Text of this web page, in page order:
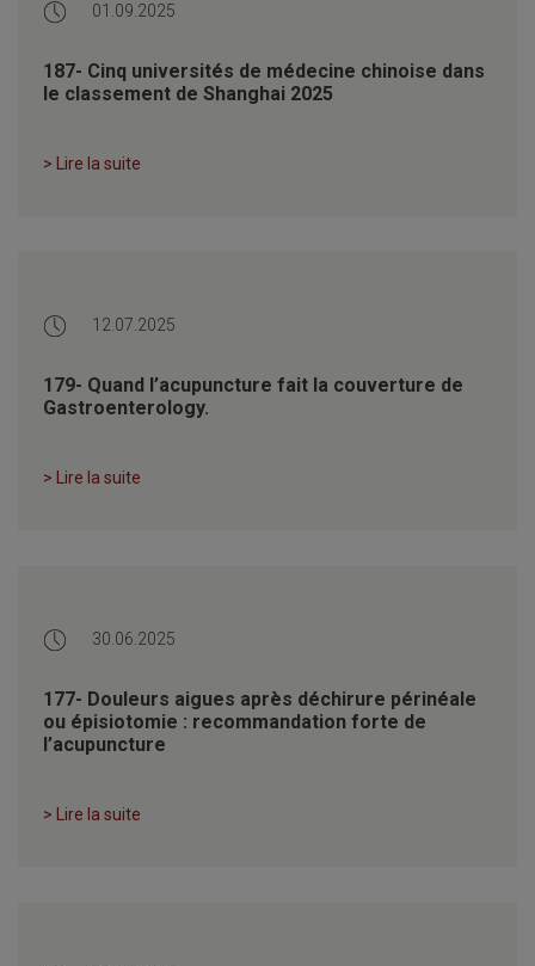
01.09.2025
187- Cinq universités de médecine chinoise dans
le classement de Shanghai 2025
> Lire la suite
12.07.2025
179- Quand l’acupuncture fait la couverture de
Gastroenterology.
> Lire la suite
30.06.2025
177- Douleurs aigues après déchirure périnéale
ou épisiotomie : recommandation forte de
l’acupuncture
> Lire la suite